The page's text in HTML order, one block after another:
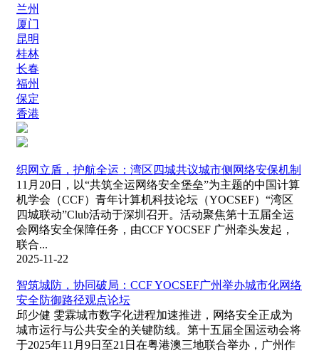
兰州
厦门
昆明
桂林
长春
福州
保定
香港
织网立盾，护航全运：湾区四城共议城市侧网络安保机制
11月20日，以“共筑全运网络安全堡垒”为主题的中国计算
机学会（CCF）青年计算机科技论坛（YOCSEF）“湾区
四城联动”Club活动于深圳召开。活动聚焦第十五届全运
会网络安全保障任务，由CCF YOCSEF 广州牵头发起，
联合...
2025-11-22
智筑城防，协同破局：CCF YOCSEF广州举办城市化网络
安全防御路径观点论坛
邱少健 雯霖城市数字化进程加速推进，网络安全正成为
城市运行与公共安全的关键防线。第十五届全国运动会将
于2025年11月9日至21日在粤港澳三地联合举办，广州作